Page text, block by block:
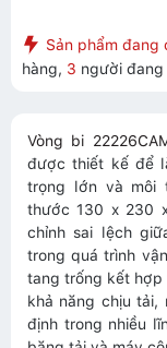
Sản phẩm đang
hàng, 3 người đang
Vòng bi
được thiết kế để
trọng lớn và môi
thước 130 x 230
chỉnh sai lệch
trong quá trình
tang trống kết hợp
khả năng chịu tải,
định trong nhiều